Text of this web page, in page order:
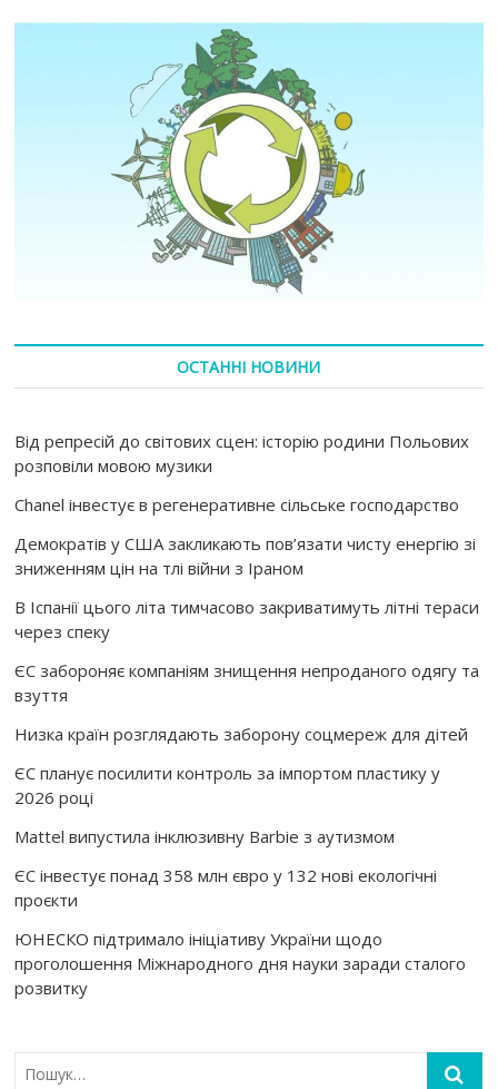
ОСТАННІ НОВИНИ
Від репресій до світових сцен: історію родини Польових
розповіли мовою музики
Chanel інвестує в регенеративне сільське господарство
Демократів у США закликають пов’язати чисту енергію зі
зниженням цін на тлі війни з Іраном
В Іспанії цього літа тимчасово закриватимуть літні тераси
через спеку
ЄС забороняє компаніям знищення непроданого одягу та
взуття
Низка країн розглядають заборону соцмереж для дітей
ЄС планує посилити контроль за імпортом пластику у
2026 році
Mattel випустила інклюзивну Barbie з аутизмом
ЄС інвестує понад 358 млн євро у 132 нові екологічні
проєкти
ЮНЕСКО підтримало ініціативу України щодо
проголошення Міжнародного дня науки заради сталого
розвитку